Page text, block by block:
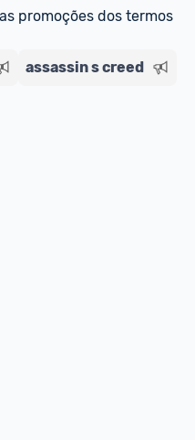
promoções dos termos
assassin s creed